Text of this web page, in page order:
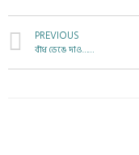
PREVIOUS
বাঁধ ভেঙে দাও……